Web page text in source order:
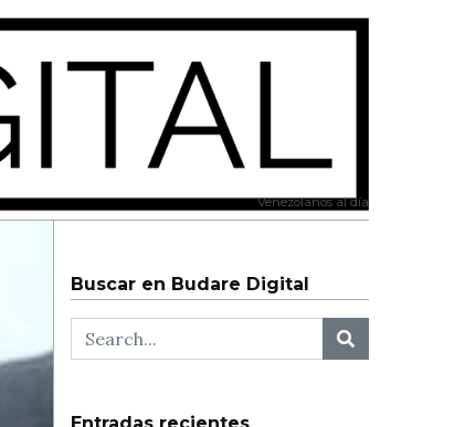
Venezolanos al día
Buscar en Budare Digital
Entradas recientes